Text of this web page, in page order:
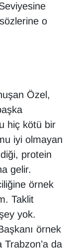
o
Özel,
hiç kötü bir
iyi olmayan
protein
gelir.
örnek
Taklit
yok.
örnek
Trabzon’a da